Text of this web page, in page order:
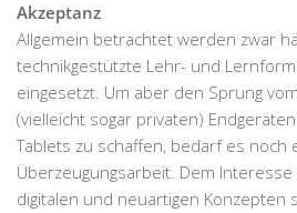
Akzeptanz
Allgemein betrachtet werden zwar
technikgestützte Lehr- und
eingesetzt. Um aber den Sprung
(vielleicht sogar privaten)
Tablets zu schaffen, bedarf es noch
Überzeugungsarbeit. Dem
digitalen und neuartigen Konzepten